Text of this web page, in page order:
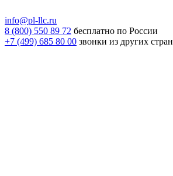
info@pl-llc.ru
8 (800) 550 89 72 бесплатно по России
+7 (499) 685 80 00 звонки из других стран